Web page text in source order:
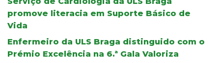
promove literacia em Suporte Básico de
Vida
Enfermeiro da ULS Braga distinguido com o
Prémio Excelência na 6.ª Gala Valoriza